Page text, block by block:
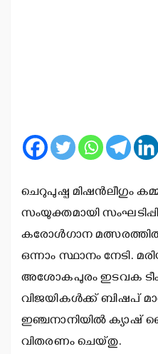
ചെറുപുഷ്പ മിഷന്‍ലീഗും
സംയുക്തമായി
കരോള്‍ഗാന
ഒന്നാം സ്ഥാനം നേടി.
അശോകപുരം ഇടവക ടീം
വിജയികള്‍ക്ക് ബിഷപ്
ഇഞ്ചനാനിയില്‍ ക്യാഷ്
വിതരണം ചെയ്തു.